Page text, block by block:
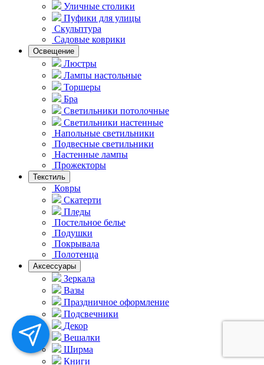
Уличные столики
Пуфики для улицы
Скульптура
Садовые коврики
Освещение
Люстры
Лампы настольные
Торшеры
Бра
Светильники потолочные
Светильники настенные
Напольные светильники
Подвесные светильники
Hастенные лампы
Прожекторы
Текстиль
Ковры
Скатерти
Пледы
Постельное белье
Подушки
Покрывала
Полотенца
Аксессуары
Зеркала
Вазы
Праздничное оформление
Подсвечники
Декор
Вешалки
Ширма
Книги